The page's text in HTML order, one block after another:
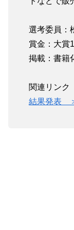
選考委員：
賞金：大賞
掲載：書籍
関連リンク
結果発表